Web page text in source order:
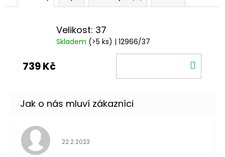
Velikost: 37
Skladem (>5 ks) | 12966/37
739 Kč
Hodnocení obchodu je 5 z 5 hvězdiček.
22.2.2023